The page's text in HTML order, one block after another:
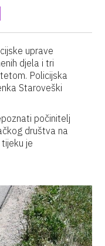
uprave
djela i tri
Policijska
Staroveški
počinitelj
društva na
je